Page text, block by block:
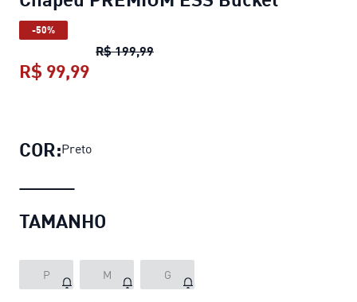
-50%
R$ 199,99Chapéu PREMIUM ESS Bucket
R$ 99,99
COR:Preto
TAMANHO
P M G